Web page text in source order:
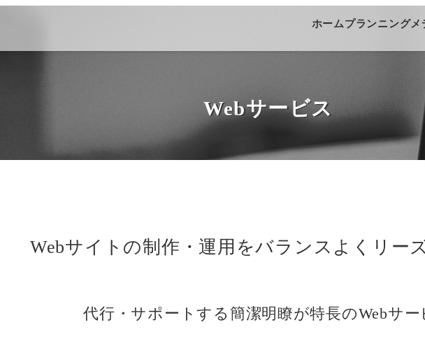
ホームプランニングメ
Webサービス
Webサイトの制作・運用をバランスよくリー
代行・サポートする簡潔明瞭が特長のWebサ